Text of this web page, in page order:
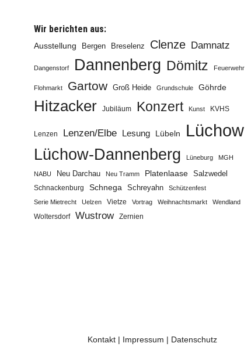
Wir berichten aus:
Ausstellung Bergen Breselenz Clenze Damnatz
Dangenstorf Dannenberg Dömitz Feuerwehr
Flohmarkt Gartow Groß Heide Grundschule Göhrde
Hitzacker Jubiläum Konzert Kunst KVHS
Lenzen Lenzen/Elbe Lesung Lübeln Lüchow
Lüchow-Dannenberg Lüneburg MGH
NABU Neu Darchau Neu Tramm Platenlaase Salzwedel
Schnackenburg Schnega Schreyahn
Schützenfest
Serie Mietrecht
Uelzen Vietze Vortrag Weihnachtsmarkt Wendland
Woltersdorf Wustrow Zernien
Kontakt | Impressum | Datenschutz